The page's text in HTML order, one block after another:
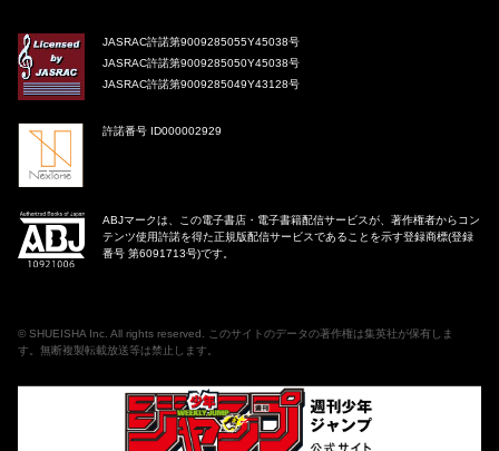
JASRAC許諾第9009285055Y45038号
JASRAC許諾第9009285050Y45038号
JASRAC許諾第9009285049Y43128号
許諾番号 ID000002929
ABJマークは、この電子書店・電子書籍配信サービスが、著作権者からコン
テンツ使用許諾を得た正規版配信サービスであることを示す登録商標(登録
番号 第6091713号)です。
© SHUEISHA Inc . All rights reserved. このサイトのデータの著作権は集英社が保有しま
す。無断複製転載放送等は禁止します。